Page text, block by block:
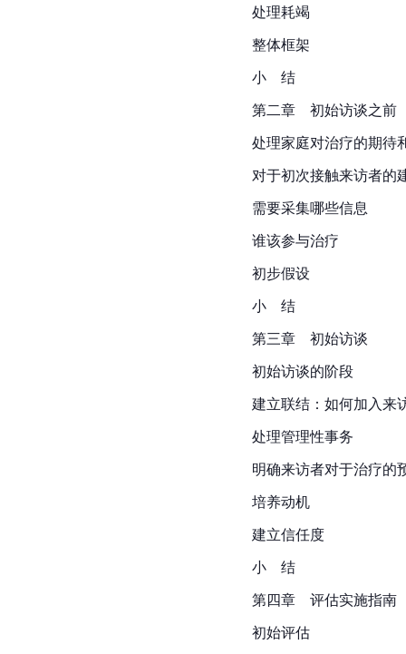
处理耗竭
整体框架
小　结
第二章　初始访谈之前
处理家庭对治疗的期待
对于初次接触来访者的
需要采集哪些信息
谁该参与治疗
初步假设
小　结
第三章　初始访谈
初始访谈的阶段
建立联结：如何加入来
处理管理性事务
明确来访者对于治疗的
培养动机
建立信任度
小　结
第四章　评估实施指南
初始评估